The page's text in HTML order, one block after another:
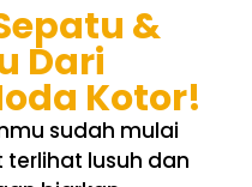
&
Dari
Kotor!
sudah mulai
lusuh dan